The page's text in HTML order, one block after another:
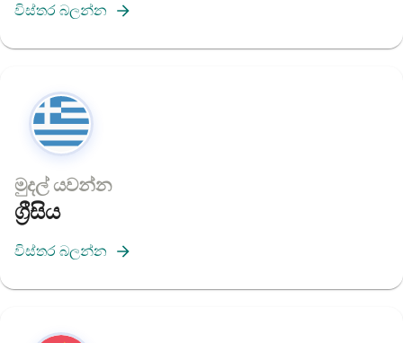
විස්තර බලන්න
මුදල් යවන්න
ග්‍රීසිය
විස්තර බලන්න